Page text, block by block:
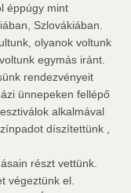
éppúgy mint
Szlovákiában.
olyanok voltunk
egymás iránt.
rendezvényeit
ünnepeken fellépő
alkalmával
díszítettünk ,
részt vettünk.
végeztünk el.